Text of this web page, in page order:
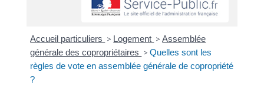
Accueil particuliers > Logement > Assemblée
générale des copropriétaires > Quelles sont les
règles de vote en assemblée générale de copropriété
?